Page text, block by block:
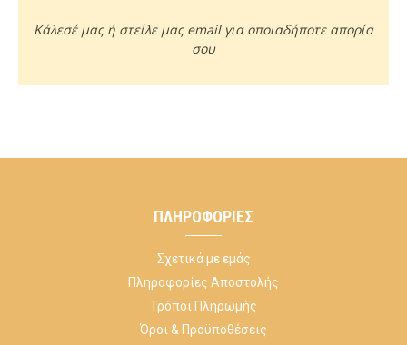
Κάλεσέ μας ή στείλε μας email για οποιαδήποτε απορία
σου
ΠΛΗΡΟΦΟΡΊΕΣ
Σχετικά με εμάς
Πληροφορίες Αποστολής
Τρόποι Πληρωμής
Όροι & Προϋποθέσεις